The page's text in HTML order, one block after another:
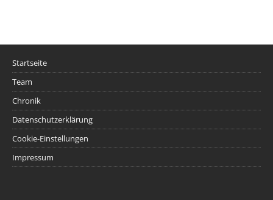
Startseite
Team
Chronik
Datenschutzerklärung
Cookie-Einstellungen
Impressum